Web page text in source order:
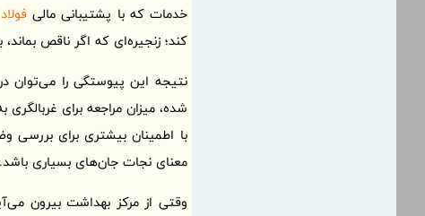
خدمات که با پشتیبانی مالی
کند؛ زنجیره‌ای که اگر ناقص بماند،
نتیجه این پیوستگی را می‌توان
شده، میزان مراجعه برای
با اطمینان بیشتری برای
معنای نجات جان‌های بسیاری باشد.
وقتی از مرکز بهداشت بیرون